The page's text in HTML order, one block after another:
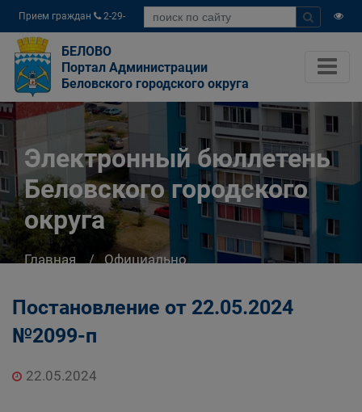
Прием граждан
2-29-
04
БЕЛОВО
Портал Администрации
Беловского городского округа
Электронный бюллетень
Беловского городского
округа
Главная
Официально
Постановление от 22.05.2024
№2099-п
22.05.2024